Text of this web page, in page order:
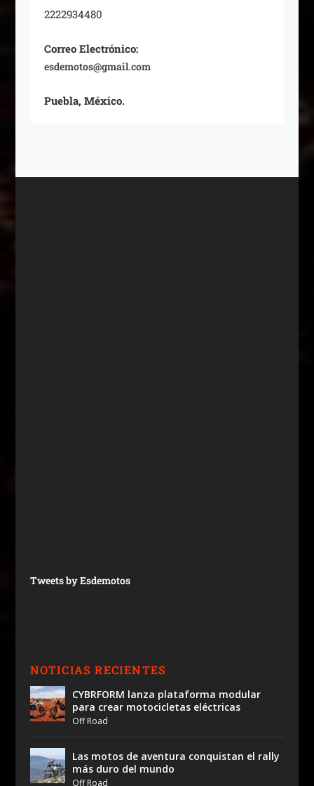
2222934480
Correo Electrónico:
esdemotos@gmail.com
Puebla, México.
Tweets by Esdemotos
NOTICIAS RECIENTES
CYBRFORM lanza plataforma modular
para crear motocicletas eléctricas
Off Road
Las motos de aventura conquistan el rally
más duro del mundo
Off Road